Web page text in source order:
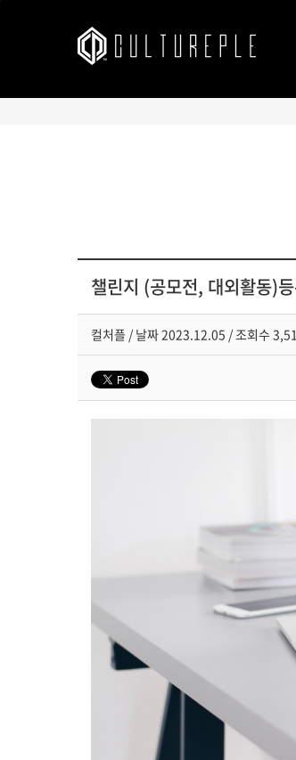
챌린지 (공모전, 대외활동)
컬처플 / 날짜2023.12.05 /조회수